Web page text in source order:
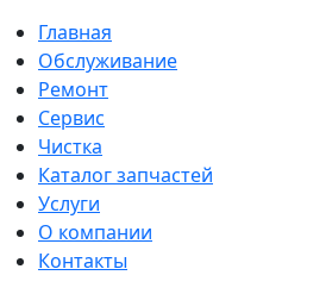
Главная
Обслуживание
Ремонт
Сервис
Чистка
Каталог запчастей
Услуги
О компании
Контакты